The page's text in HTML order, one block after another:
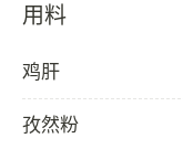
用料
鸡肝
孜然粉